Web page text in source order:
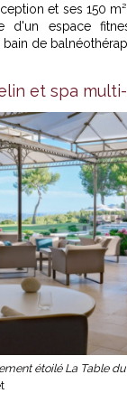
et ses 150
d'un espace
de
et spa
étoilé La Table